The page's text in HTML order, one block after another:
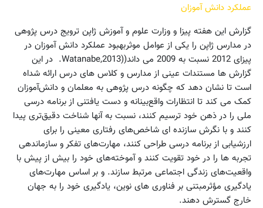
عملکرد دانش آموزان
گزارش این هفته پیزا و وزارت علوم و آموزش ژاپن ترویج درس پژوهی
در مدارس ژاپن را یکی از عوامل موثربهبود عملکرد دانش آموزان در
پیزای 2012 نسبت به 2009 می داند((Watanabe,2013. در این
گزارش ها مستندات عینی از مدارس و کلاس های درس ارائه شداه
است تا نشان دهد که چگونه درس پژوهی به معلمان‌ و دانش‌آموزان‌
کمک‌ می کند تا انتظارات‌ واقع‌بینانه‌ و دست‌ یافتنی‌ از برنامه درسی
ملی‌ را در ذهن‌ خود ترسیم‌ کنند، نسبت‌ به‌ آنها‌ شناخت‌ دقیق‌تری‌ پیدا
کنند و با نگرش‌ سازنده ای‌ شاخص‌های‌ رفتاری‌ معینی‌ را برای‌
ارزشیابی‌ از برنامه‌ درسی‌ طراحی‌ کنند، مهارت‌های‌ تفکر و سازماندهی‌
تجربه‌ ها را در خود تقویت‌ کنند و آموخته‌های‌ خود را بیش‌ از پیش‌ با
واقعیت‌های‌ زندگی‌ اجتماعی‌ مرتبط‌ سازند. و بر اساس مهارت‌های‌
یادگیری‌ مؤثرمبتنی بر فناوری های نوین، یادگیری‌ خود را به‌ جهان‌
خارج‌ گسترش‌ دهند.